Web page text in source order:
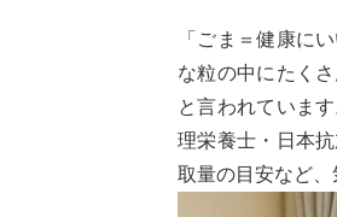
「ごま＝健康に
な粒の中にたく
と言われていま
理栄養士・日本
取量の目安など、